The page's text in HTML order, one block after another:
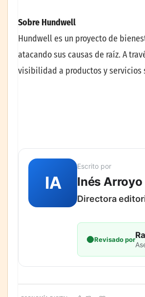
Sobre Hundwell
Hundwell es un proyecto de
atacando sus causas de raíz. A
visibilidad a productos y servicios
IA
Escrito por
Inés
Directora
Revisado por